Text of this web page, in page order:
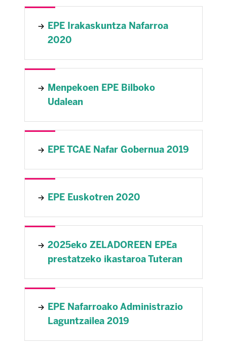
EPE Irakaskuntza Nafarroa
2020
Menpekoen EPE Bilboko
Udalean
EPE TCAE Nafar Gobernua 2019
EPE Euskotren 2020
2025eko ZELADOREEN EPEa
prestatzeko ikastaroa Tuteran
EPE Nafarroako Administrazio
Laguntzailea 2019